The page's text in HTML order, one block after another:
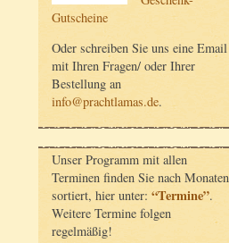
Gutscheine
Oder schreiben Sie uns eine Email
mit Ihren Fragen/ oder Ihrer
Bestellung an
info@prachtlamas.de.
Unser Programm mit allen
Terminen finden Sie nach Monaten
sortiert, hier unter: “Termine”.
Weitere Termine folgen
regelmäßig!